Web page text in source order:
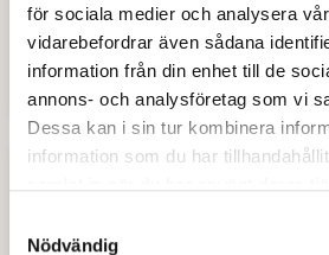
för sociala medier och analysera
vidarebefordrar även sådana
information från din enhet till de
annons- och analysföretag som vi
Dessa kan i sin tur kombinera
information som du har
Nödvändig
Baraiavesta.se är Avesta
och används främst som
annonser och kampanjer.